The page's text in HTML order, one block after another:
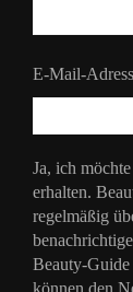
E-Mail-
Ja, ich
erhalten.
regelmäßig
Beauty-
können den